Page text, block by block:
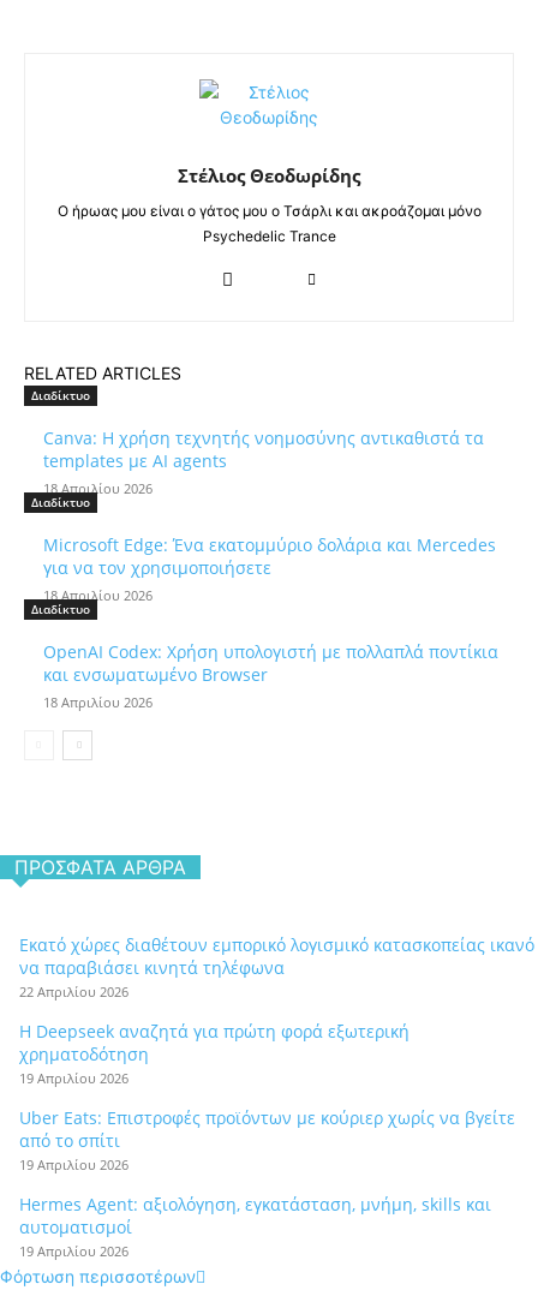
Στέλιος Θεοδωρίδης
Ο ήρωας μου είναι ο γάτος μου ο Τσάρλι και ακροάζομαι μόνο
Psychedelic Trance
RELATED ARTICLES
Διαδίκτυο
Canva: Η χρήση τεχνητής νοημοσύνης αντικαθιστά τα
templates με AI agents
18 Απριλίου 2026
Διαδίκτυο
Microsoft Edge: Ένα εκατομμύριο δολάρια και Mercedes
για να τον χρησιμοποιήσετε
18 Απριλίου 2026
Διαδίκτυο
OpenAI Codex: Χρήση υπολογιστή με πολλαπλά ποντίκια
και ενσωματωμένο Browser
18 Απριλίου 2026
ΠΡΌΣΦΑΤΑ ΆΡΘΡΑ
Εκατό χώρες διαθέτουν εμπορικό λογισμικό κατασκοπείας ικανό
να παραβιάσει κινητά τηλέφωνα
22 Απριλίου 2026
Η Deepseek αναζητά για πρώτη φορά εξωτερική
χρηματοδότηση
19 Απριλίου 2026
Uber Eats: Επιστροφές προϊόντων με κούριερ χωρίς να βγείτε
από το σπίτι
19 Απριλίου 2026
Hermes Agent: αξιολόγηση, εγκατάσταση, μνήμη, skills και
αυτοματισμοί
19 Απριλίου 2026
Φόρτωση περισσοτέρων